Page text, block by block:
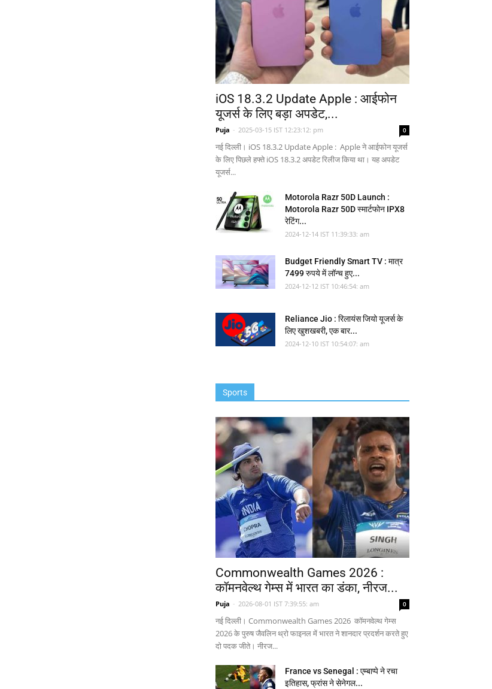
iOS 18.3.2 Update Apple : आईफोन
यूजर्स के लिए बड़ा अपडेट,...
Puja - 2025-03-15 IST 12:23:12: pm 0
नई दिल्ली। iOS 18.3.2 Update Apple : Apple ने आईफोन यूजर्स
के लिए पिछले हफ्ते iOS 18.3.2 अपडेट रिलीज किया था। यह अपडेट
यूजर्स...
Motorola Razr 50D Launch :
Motorola Razr 50D स्मार्टफोन IPX8
रेटिंग...
2024-12-14 IST 11:39:33: am
Budget Friendly Smart TV : मात्र
7499 रुपये में लॉन्च हुए...
2024-12-12 IST 10:46:54: am
Reliance Jio : रिलायंस जियो यूजर्स के
लिए खुशखबरी, एक बार...
2024-12-10 IST 10:54:07: am
Sports
Commonwealth Games 2026 :
कॉमनवेल्थ गेम्स में भारत का डंका, नीरज...
Puja - 2026-08-01 IST 7:39:55: am 0
नई दिल्ली। Commonwealth Games 2026 कॉमनवेल्थ गेम्स
2026 के पुरुष जैवलिन थ्रो फाइनल में भारत ने शानदार प्रदर्शन करते हुए
दो पदक जीते। नीरज...
France vs Senegal : एम्बाप्पे ने रचा
इतिहास, फ्रांस ने सेनेगल...